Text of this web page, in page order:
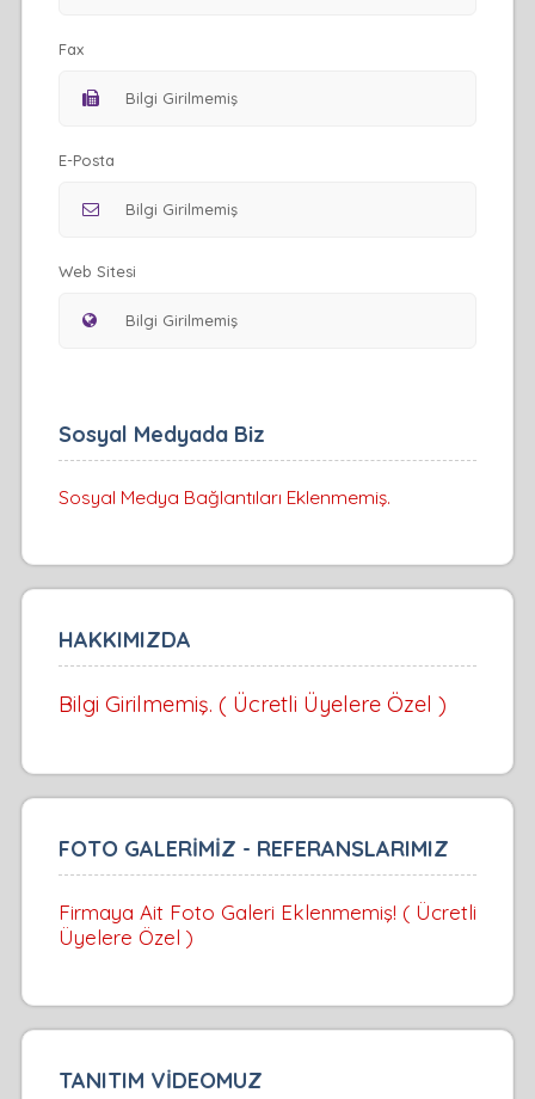
Fax
E-Posta
Web Sitesi
Sosyal Medyada Biz
Sosyal Medya Bağlantıları Eklenmemiş.
HAKKIMIZDA
Bilgi Girilmemiş. ( Ücretli Üyelere Özel )
FOTO GALERİMİZ - REFERANSLARIMIZ
Firmaya Ait Foto Galeri Eklenmemiş! ( Ücretli
Üyelere Özel )
TANITIM VİDEOMUZ